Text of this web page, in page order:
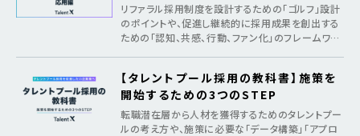
リファラル採用制度を設計するための「ゴルフ」設計
のポイントや、促進し継続的に採用成果を創出する
ための「認知、共感、行動、ファン化」のフレームワー
【タレントプール採用の教科書】施策を
開始するための3つのSTEP
転職潜在層から人材を獲得するためのタレントプー
ルの考え方や、施策に必要な「データ構築」「アプロ